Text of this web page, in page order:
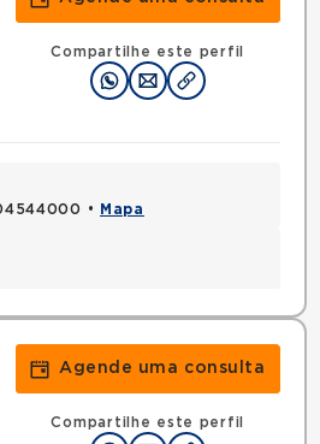
Compartilhe este perfil
• Mapa
Agende uma consulta
Compartilhe este perfil